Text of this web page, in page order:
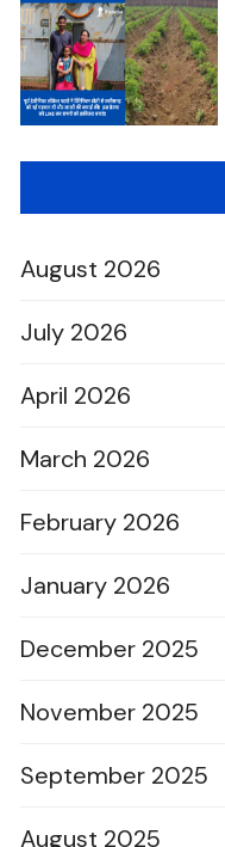
August 2026
July 2026
April 2026
March 2026
February 2026
January 2026
December 2025
November 2025
September 2025
August 2025